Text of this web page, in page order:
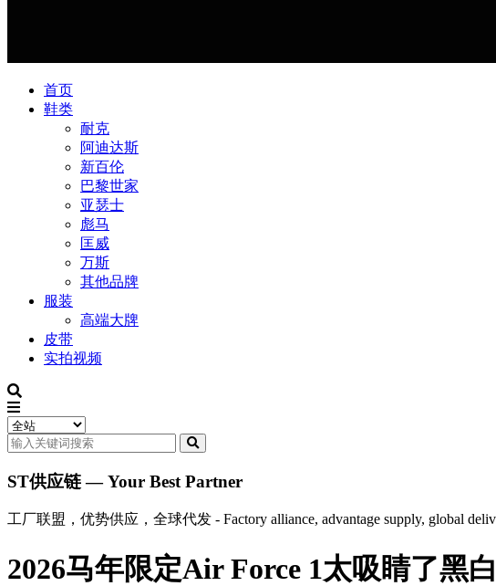
首页
鞋类
耐克
阿迪达斯
新百伦
巴黎世家
亚瑟士
彪马
匡威
万斯
其他品牌
服装
高端大牌
皮带
实拍视频
ST供应链 — Your Best Partner
工厂联盟，优势供应，全球代发 - Factory alliance, advantage supply, global
2026马年限定Air Force 1太吸睛了黑